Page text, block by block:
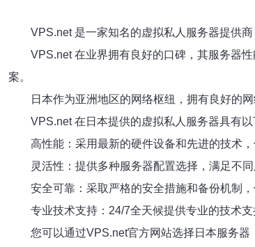
VPS.net 是一家知名的虚拟私人服务器提供
VPS.net 在业界拥有良好的口碑，其服务器
案。
日本作为亚洲地区的网络枢纽，拥有良好的
VPS.net 在日本提供的虚拟私人服务器具有以
高性能：采用最新的硬件设备和先进的技术
灵活性：提供多种服务器配置选择，满足不同
安全可靠：采取严格的安全措施和备份机制，
专业技术支持：24/7全天候提供专业的技术支
您可以通过VPS.net官方网站选择日本服务